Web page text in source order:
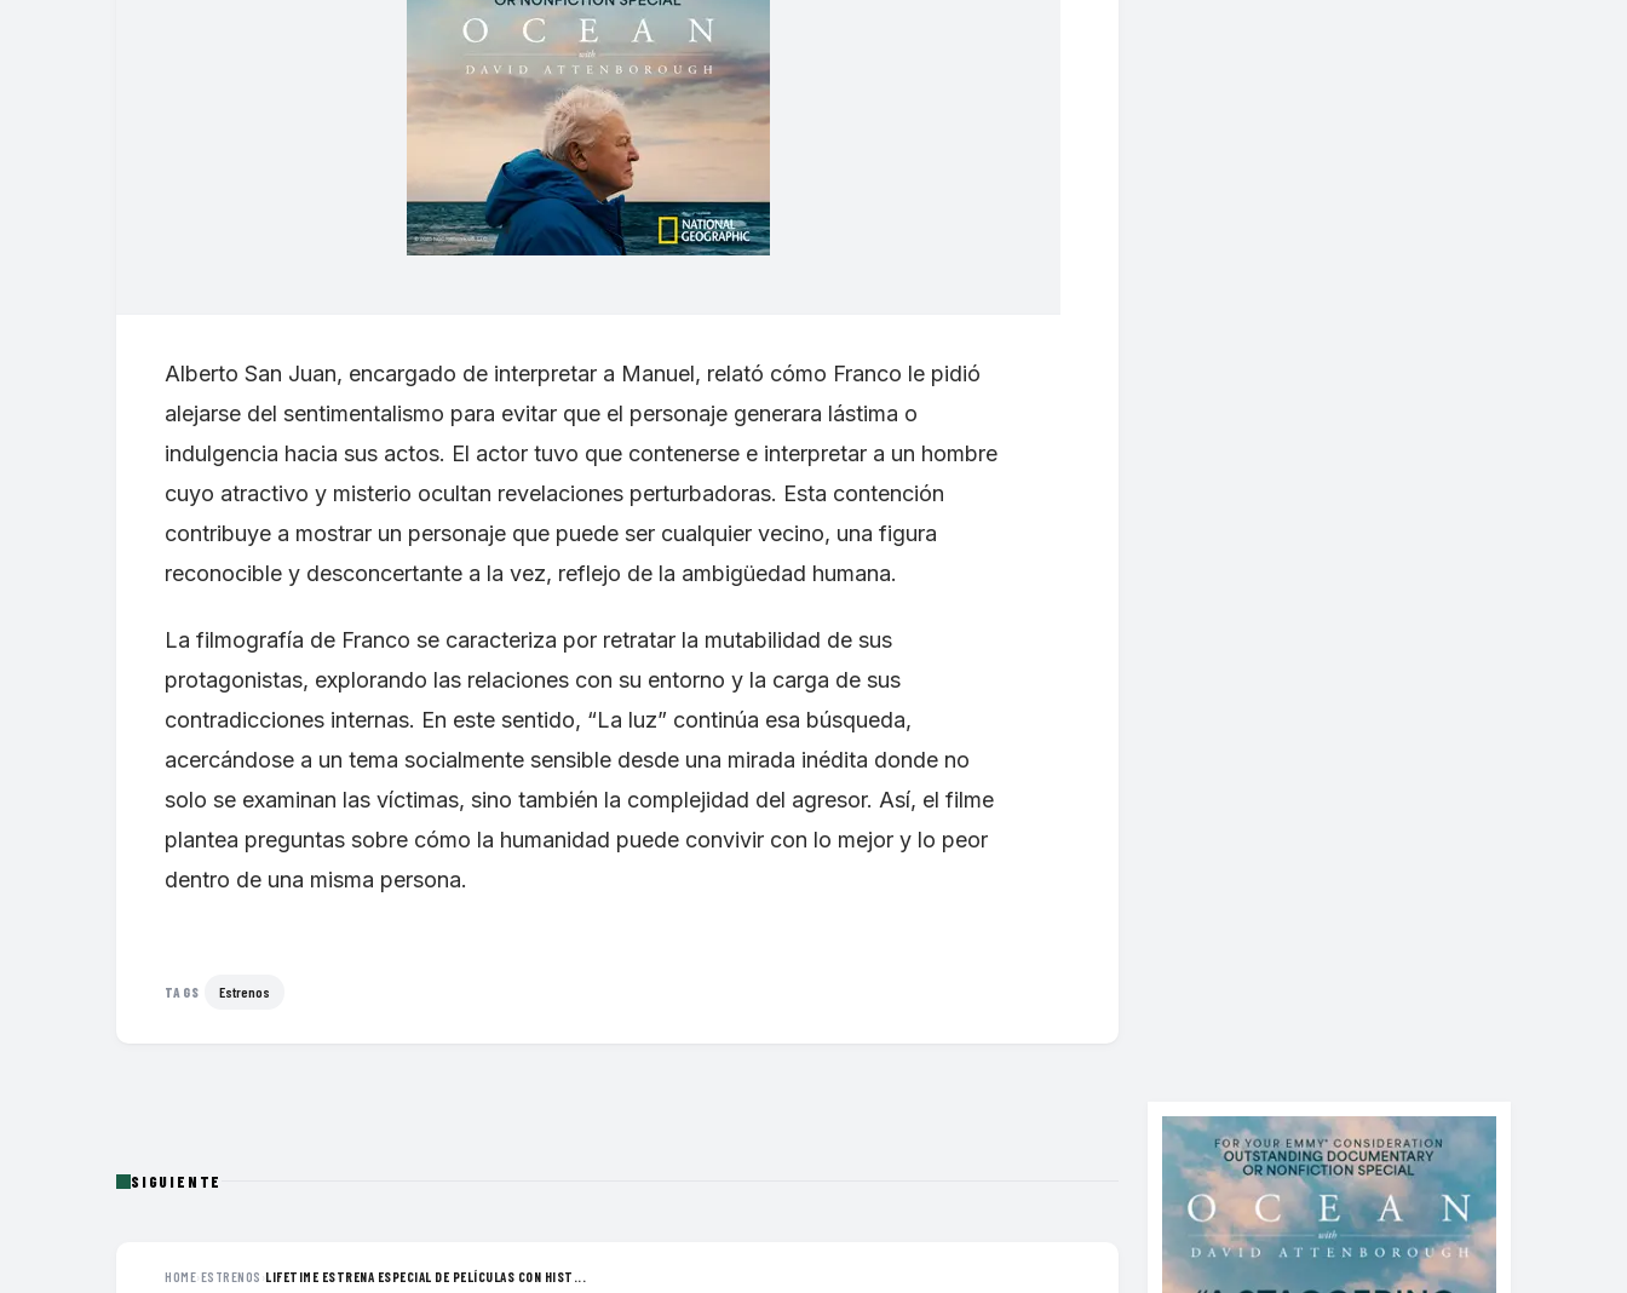
Alberto San Juan, encargado de interpretar a Manuel, relató cómo Franco le pidió
alejarse del sentimentalismo para evitar que el personaje generara lástima o
indulgencia hacia sus actos. El actor tuvo que contenerse e interpretar a un hombre
cuyo atractivo y misterio ocultan revelaciones perturbadoras. Esta contención
contribuye a mostrar un personaje que puede ser cualquier vecino, una figura
reconocible y desconcertante a la vez, reflejo de la ambigüedad humana.
La filmografía de Franco se caracteriza por retratar la mutabilidad de sus
protagonistas, explorando las relaciones con su entorno y la carga de sus
contradicciones internas. En este sentido, “La luz” continúa esa búsqueda,
acercándose a un tema socialmente sensible desde una mirada inédita donde no
solo se examinan las víctimas, sino también la complejidad del agresor. Así, el filme
plantea preguntas sobre cómo la humanidad puede convivir con lo mejor y lo peor
dentro de una misma persona.
TAGS Estrenos
SIGUIENTE
HOME›ESTRENOS ›LIFETIME ESTRENA ESPECIAL DE PELÍCULAS CON HIST...